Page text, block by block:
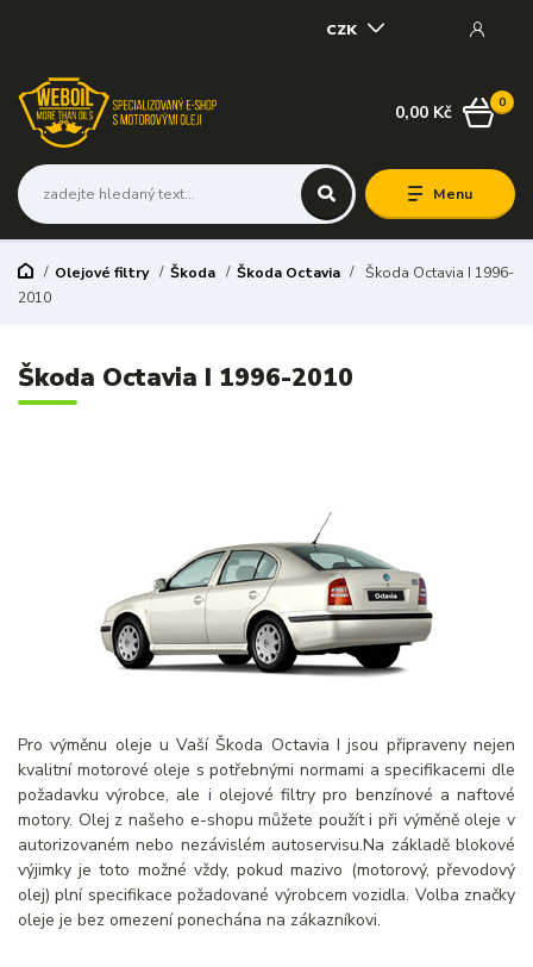
Menu
CZK
0
0,00 Kč
Olejové filtry Škoda Škoda Octavia
Škoda Octavia I 1996-
2010
Škoda Octavia I 1996-2010
Pro výměnu oleje u Vaší Škoda Octavia I jsou připraveny nejen
kvalitní motorové oleje s potřebnými normami a specifikacemi dle
požadavku výrobce, ale i olejové filtry pro benzínové a naftové
motory. Olej z našeho e-shopu můžete použít i při výměně oleje v
autorizovaném nebo nezávislém autoservisu.Na základě blokové
výjimky je toto možné vždy, pokud mazivo (motorový, převodový
olej) plní specifikace požadované výrobcem vozidla. Volba značky
oleje je bez omezení ponechána na zákazníkovi.